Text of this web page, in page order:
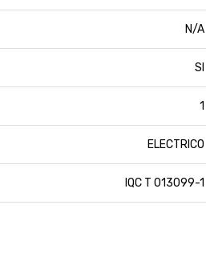
N/A
SI
1
ELECTRICO
IQC T 013099-1